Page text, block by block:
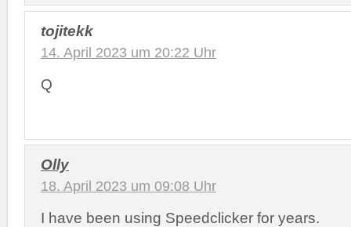
tojitekk
14. April 2023 um 20:22 Uhr
Q
Olly
18. April 2023 um 09:08 Uhr
I have been using Speedclicker for years.